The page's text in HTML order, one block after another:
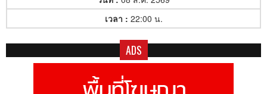
เวลา : 22:00 น.
ADS